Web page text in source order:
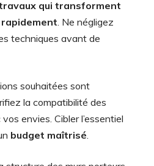
qui transforment
. Ne négligez
techniques avant de
souhaitées sont
la compatibilité des
envies. Cibler l’essentiel
budget maîtrisé.